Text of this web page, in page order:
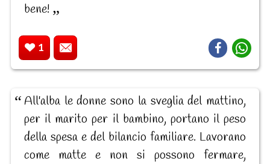
bene!
1
All'alba le donne sono la sveglia del mattino,
per il marito per il bambino, portano il peso
della spesa e del bilancio familiare. Lavorano
come matte e non si possono fermare,